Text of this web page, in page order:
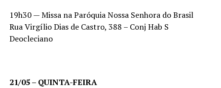
19h30 — Missa na Paróquia Nossa Senhora do Brasil
Rua Virgílio Dias de Castro, 388 – Conj Hab S
Deocleciano
21/05 – QUINTA-FEIRA